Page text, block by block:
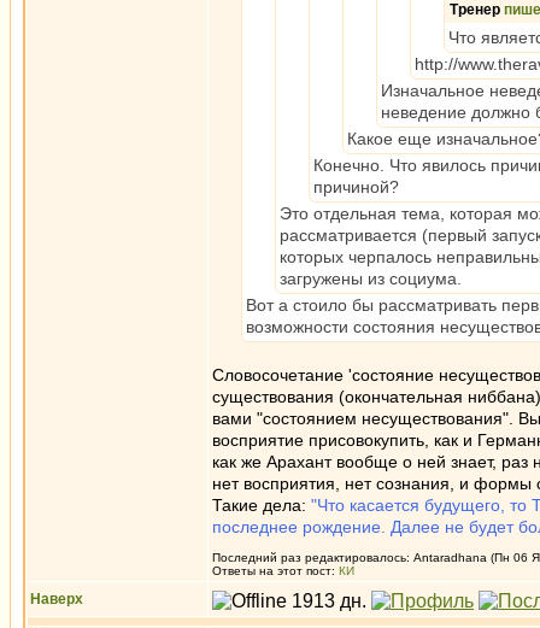
Тренер
Что
http://
Изначальное
неведение должно
Какое еще
Конечно. Что явилось
причиной?
Это отдельная тема, которая
рассматривается (первый
которых черпалось
загружены из социума.
Вот а стоило бы рассматривать
возможности состояния
Словосочетание 'состояние
существования (окончательная
вами "состоянием несуществования".
восприятие присовокупить, как и
как же Арахант вообще о ней знает, раз
нет восприятия, нет сознания, и формы
Такие дела: "Что касается будущего,
последнее рождение. Далее не будет
Последний раз редактировалось: Antaradhana (Пн 06
Ответы на этот пост: КИ
Наверх